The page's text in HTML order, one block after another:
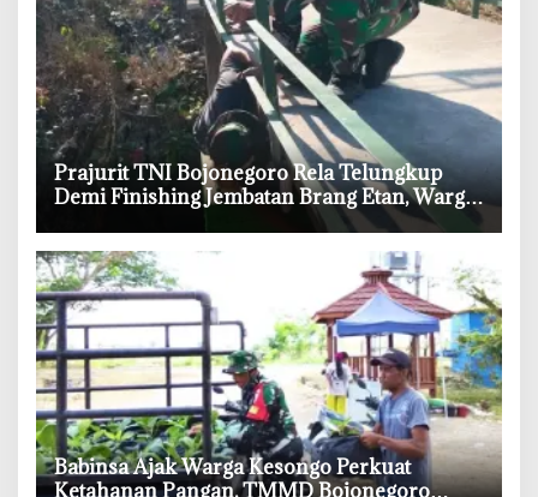
‎Prajurit TNI Bojonegoro Rela Telungkup
Demi Finishing Jembatan Brang Etan, Warga
‎Babinsa Ajak Warga Kesongo Perkuat
Ketahanan Pangan, TMMD Bojonegoro